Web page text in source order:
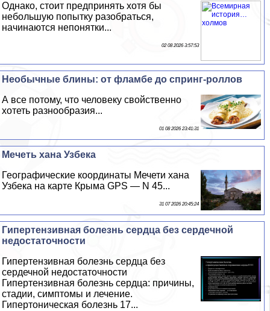
Однако, стоит предпринять хотя бы
небольшую попытку разобраться,
начинаются непонятки...
02 08 2026 3:57:53
Необычные блины: от фламбе до спринг-роллов
А все потому, что человеку свойственно
хотеть разнообразия...
01 08 2026 23:41:31
Мечеть хана Узбека
Географические координаты Мечети хана
Узбека на карте Крыма GPS — N 45...
31 07 2026 20:45:24
Гипертензивная болезнь сердца без сердечной
недостаточности
Гипертензивная болезнь сердца без
сердечной недостаточности
Гипертензивная болезнь сердца: причины,
стадии, симптомы и лечение.
Гипертоническая болезнь 17...